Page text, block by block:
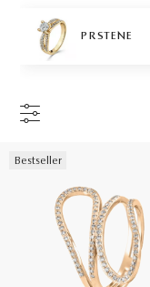
PRSTENE
Bestseller